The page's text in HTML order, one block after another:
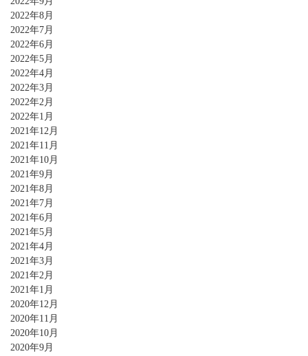
2022年8月
2022年7月
2022年6月
2022年5月
2022年4月
2022年3月
2022年2月
2022年1月
2021年12月
2021年11月
2021年10月
2021年9月
2021年8月
2021年7月
2021年6月
2021年5月
2021年4月
2021年3月
2021年2月
2021年1月
2020年12月
2020年11月
2020年10月
2020年9月